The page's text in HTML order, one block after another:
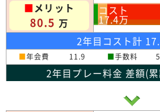
■メリット
80.5 万
コスト
17.4万
2年目コスト計
■年会費 11.9 ■手数料
2年目プレー料金 差額(